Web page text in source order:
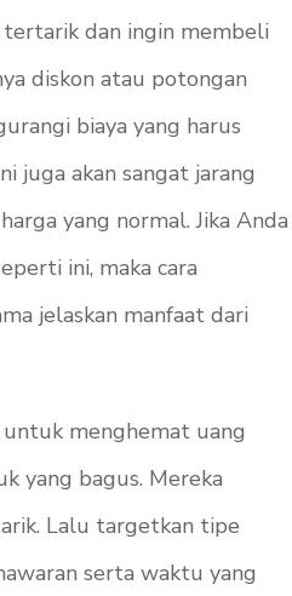
dan ingin membeli
diskon atau potongan
biaya yang harus
juga akan sangat jarang
yang normal. Jika Anda
ini, maka cara
jelaskan manfaat dari
menghemat uang
yang bagus. Mereka
Lalu targetkan tipe
serta waktu yang